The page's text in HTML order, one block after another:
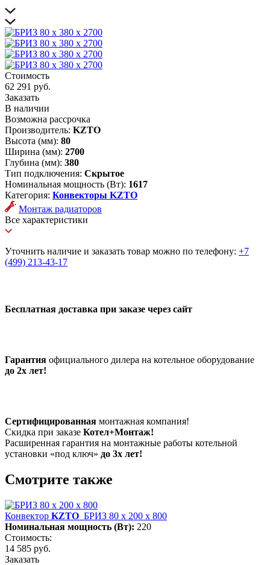
Стоимость
62 291 руб.
Заказать
В наличии
Возможна рассрочка
Производитель: KZTO
Высота (мм): 80
Ширина (мм): 2700
Глубина (мм): 380
Тип подключения: Скрытое
Номинальная мощность (Вт): 1617
Категория: Конвекторы KZTO
Монтаж радиаторов
Все характеристики
Уточнить наличие и заказать товар можно по телефону: +7
(499) 213-43-17
Бесплатная доставка при заказе через сайт
Гарантия официального дилера на котельное оборудование
до 2х лет!
Сертифицированная монтажная компания!
Скидка при заказе Котел+Монтаж!
Расширенная гарантия на монтажные работы котельной
установки «под ключ» до 3х лет!
Смотрите также
Конвектор KZTO БРИЗ 80 х 200 х 800
Номинальная мощность (Вт): 220
Стоимость:
14 585 руб.
Заказать